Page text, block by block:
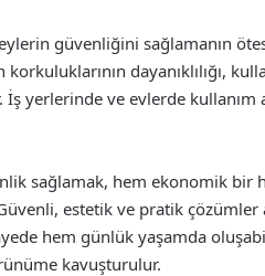
güvenliğini sağlamanın
dayanıklılığı,
yerlerinde ve evlerde kullanım
sağlamak, hem ekonomik bir
estetik ve pratik
hem günlük yaşamda
kavuşturulur.